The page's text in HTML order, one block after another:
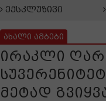
ექსკლუზივი
ახალი ამბები
ირაკლი
მეტად